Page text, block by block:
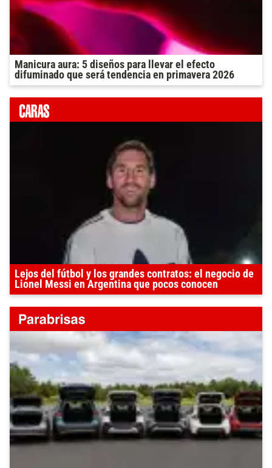
Manicura aura: 5 diseños para llevar el efecto
difuminado que será tendencia en primavera 2026
Lejos del fútbol y los grandes contratos: el negocio de
Lionel Messi en Argentina que pocos conocen